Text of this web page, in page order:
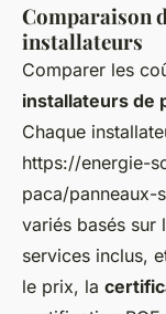
Comparaison
installateurs
Comparer les
installateurs de
Chaque
https://energie-
paca/panneaux-
variés basés sur
services inclus,
le prix, la